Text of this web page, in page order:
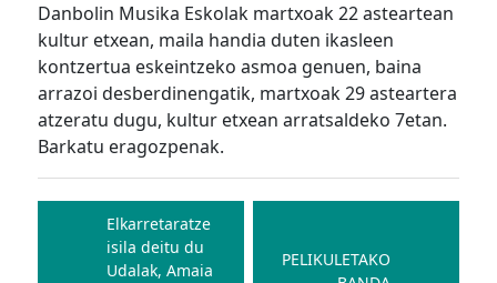
Danbolin Musika Eskolak martxoak 22 asteartean
kultur etxean, maila handia duten ikasleen
kontzertua eskeintzeko asmoa genuen, baina
arrazoi desberdinengatik, martxoak 29 asteartera
atzeratu dugu, kultur etxean arratsaldeko 7etan.
Barkatu eragozpenak.
Bidalketetan
zehar
nabigatu
Elkarretaratze
isila deitu du
Udalak, Amaia
PELIKULETAKO